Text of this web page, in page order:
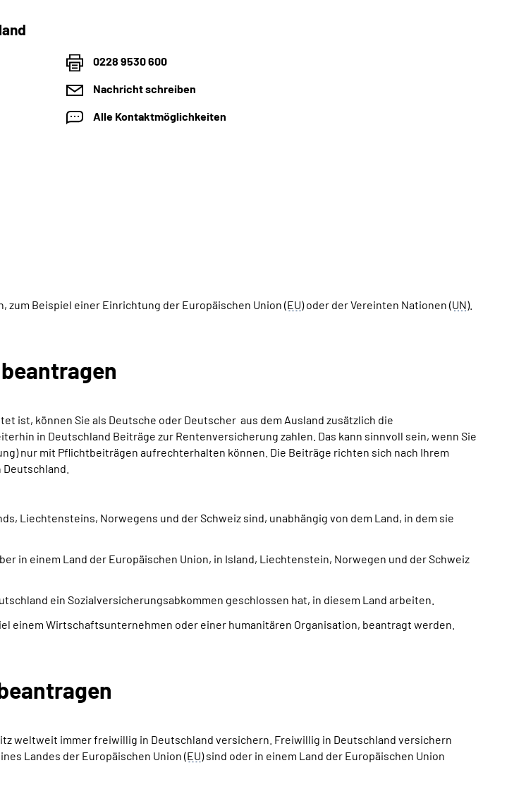
0228 9530 600
Nachricht schreiben
Alle Kontaktmöglichkeiten
Beispiel einer Einrichtung der Europäischen Union (EU) oder der Vereinten Nationen (UN).
ist, können Sie als Deutsche oder Deutscher aus dem Ausland zusätzlich die
in Deutschland Beiträge zur Rentenversicherung zahlen. Das kann sinnvoll sein, wenn Sie
nur mit Pflichtbeiträgen aufrechterhalten können. Die Beiträge richten sich nach Ihrem
Liechtensteins, Norwegens und der Schweiz sind, unabhängig von dem Land, in dem sie
in einem Land der Europäischen Union, in Island, Liechtenstein, Norwegen und der Schweiz
ein Sozialversicherungsabkommen geschlossen hat, in diesem Land arbeiten.
einem Wirtschaftsunternehmen oder einer humanitären Organisation, beantragt werden.
weltweit immer freiwillig in Deutschland versichern. Freiwillig in Deutschland versichern
Landes der Europäischen Union (EU) sind oder in einem Land der Europäischen Union